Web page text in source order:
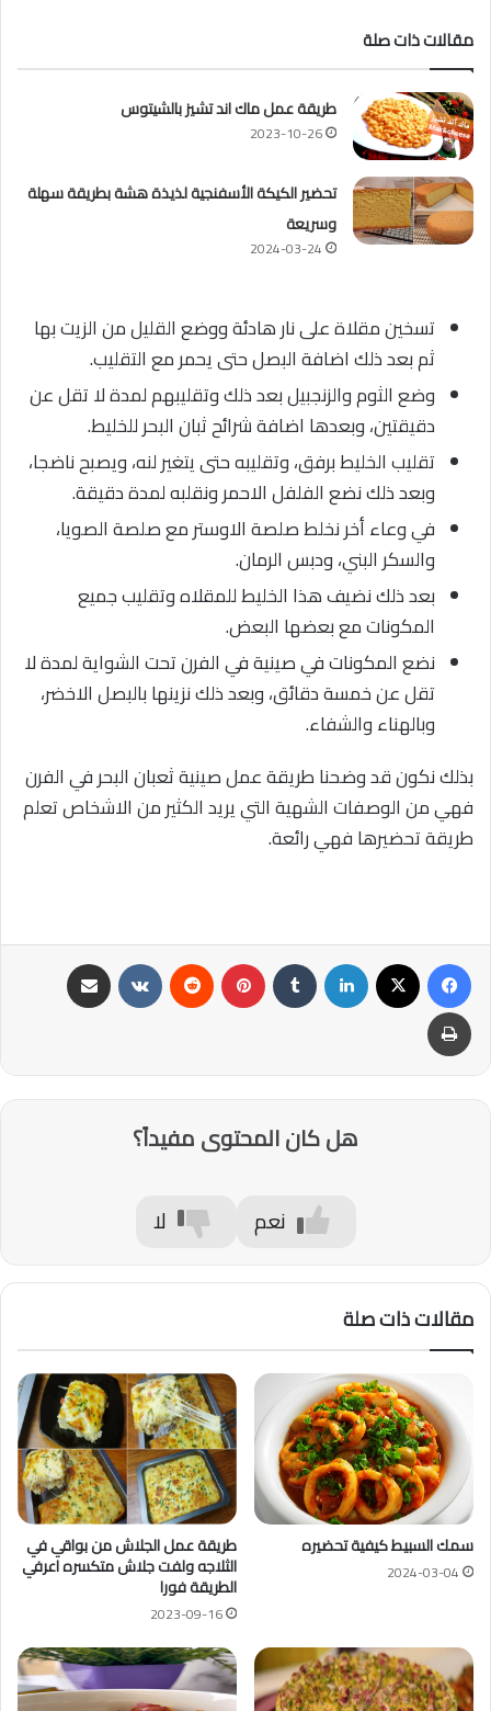
مقالات ذات صلة
طريقة عمل ماك اند تشيز بالشيتوس
2023-10-26
تحضير الكيكة الأسفنجية لذيذة هشة بطريقة سهلة
وسريعة
2024-03-24
تسخين مقلاة على نار هادئة ووضع القليل من الزيت بها
ثم بعد ذلك اضافة البصل حتى يحمر مع التقليب.
وضع الثوم والزنجبيل بعد ذلك وتقليبهم لمدة لا تقل عن
دقيقتين، وبعدها اضافة شرائح ثبان البحر للخليط.
تقليب الخليط برفق، وتقليبه حتى يتغير لنه، ويصبح ناضجا،
وبعد ذلك نضع الفلفل الاحمر ونقلبه لمدة دقيقة.
في وعاء أخر نخلط صلصة الاوستر مع صلصة الصويا،
والسكر البني، ودبس الرمان.
بعد ذلك نضيف هذا الخليط للمقلاه وتقليب جميع
المكونات مع بعضها البعض.
نضع المكونات في صينية في الفرن تحت الشواية لمدة لا
تقل عن خمسة دقائق، وبعد ذلك نزينها بالبصل الاخضر،
وبالهناء والشفاء.
بذلك نكون قد وضحنا طريقة عمل صينية ثعبان البحر في الفرن
فهي من الوصفات الشهية التي يريد الكثير من الاشخاص تعلم
طريقة تحضيرها فهي رائعة.
هل كان المحتوى مفيداً؟
نعم لا
مقالات ذات صلة
سمك السبيط كيفية تحضيره
2024-03-04
طريقة عمل الجلاش من بواقي في
الثلاجه ولفت جلاش متكسره اعرفي
الطريقة فورا
2023-09-16